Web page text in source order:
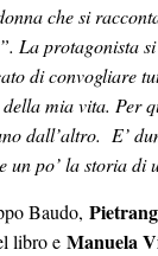
che si
La protagonista
di convogliare
mia vita. Per
dall’altro. E’
po’ la storia di
Baudo,
libro e Manuela